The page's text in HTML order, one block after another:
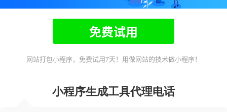
免费试用
网站打包小程序，免费试用7天！用做网站的技术做小程序！
小程序生成工具代理电话